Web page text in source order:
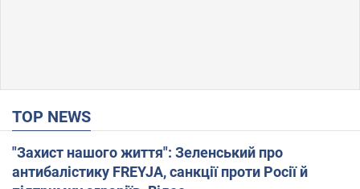
TOP NEWS
"Захист нашого життя": Зеленський про
антибалістику FREYJA, санкції проти Росії й